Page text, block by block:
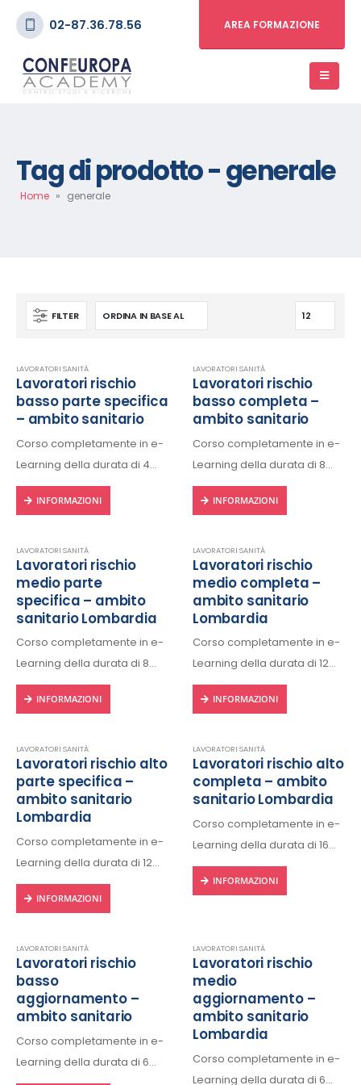
02-87.36.78.56 AREA FORMAZIONE
Tag di prodotto - generale
Home » generale
FILTER
LAVORATORI SANITÀ
Lavoratori rischio
basso parte specifica
– ambito sanitario
Corso completamente in e-
Learning della durata di 4
ore, fruibile 24/24h da ogni
dispositivo connesso a
Rilascio regolare attestato a
fine corso con protocollo
univoco di riconscimento.
INFORMAZIONI
LAVORATORI SANITÀ
Lavoratori rischio
basso completa –
ambito sanitario
Corso completamente in e-
Learning della durata di 8
ore, fruibile 24/24h da ogni
dispositivo connesso a
Rilascio regolare attestato a
fine corso con protocollo
univoco di riconscimento.
INFORMAZIONI
LAVORATORI SANITÀ
Lavoratori rischio
medio parte
specifica – ambito
sanitario Lombardia
Corso completamente in e-
Learning della durata di 8
ore, fruibile 24/24h da ogni
dispositivo connesso a
Rilascio regolare attestato a
fine corso con protocollo
univoco di riconscimento.
INFORMAZIONI
LAVORATORI SANITÀ
Lavoratori rischio
medio completa –
ambito sanitario
Lombardia
Corso completamente in e-
Learning della durata di 12
ore, fruibile 24/24h da ogni
dispositivo connesso a
Rilascio regolare attestato a
fine corso con protocollo
univoco di riconscimento.
INFORMAZIONI
LAVORATORI SANITÀ
Lavoratori rischio alto
parte specifica –
ambito sanitario
Lombardia
Corso completamente in e-
Learning della durata di 12
ore, fruibile 24/24h da ogni
dispositivo connesso a
Rilascio regolare attestato a
fine corso con protocollo
univoco di riconscimento.
INFORMAZIONI
LAVORATORI SANITÀ
Lavoratori rischio alto
completa – ambito
sanitario Lombardia
Corso completamente in e-
Learning della durata di 16
ore, fruibile 24/24h da ogni
dispositivo connesso a
fine corso con protocollo
univoco di riconscimento.
INFORMAZIONI
LAVORATORI SANITÀ
Lavoratori rischio
basso
aggiornamento –
ambito sanitario
Corso completamente in e-
Learning della durata di 6
LAVORATORI SANITÀ
Lavoratori rischio
medio
aggiornamento –
ambito sanitario
Lombardia
Corso completamente in e-
Learning della durata di 6